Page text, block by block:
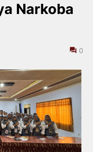
Narkoba
0